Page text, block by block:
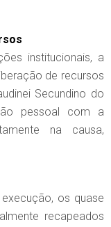
institucionais, a
de recursos
Secundino do
pessoal com a
na causa,
os quase
recapeados